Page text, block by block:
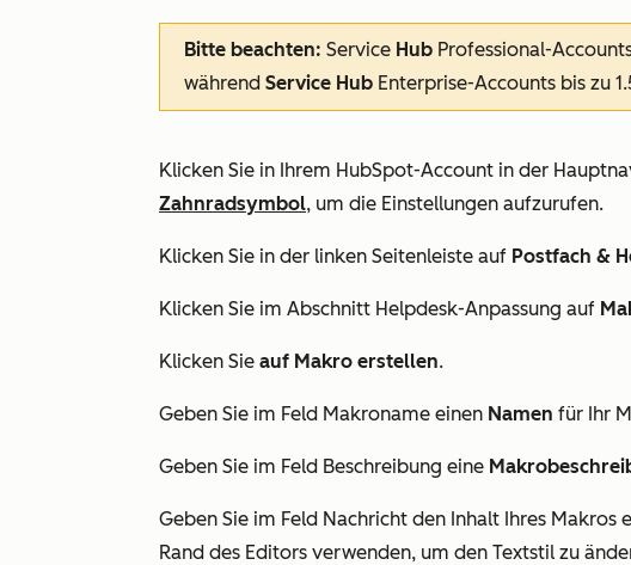
Bitte beachten: Service Hub Professional-
während Service Hub Enterprise-Accounts bis zu
Klicken Sie in Ihrem HubSpot-Account in der
Zahnradsymbol, um die Einstellungen aufzurufen.
Klicken Sie in der linken Seitenleiste auf Postfach &
Klicken Sie im Abschnitt Helpdesk-Anpassung auf
Klicken Sie auf Makro erstellen.
Geben Sie im Feld Makroname einen Namen für Ihr
Geben Sie im Feld Beschreibung eine
Geben Sie im Feld Nachricht den Inhalt Ihres Makros
Rand des Editors verwenden, um den Textstil zu